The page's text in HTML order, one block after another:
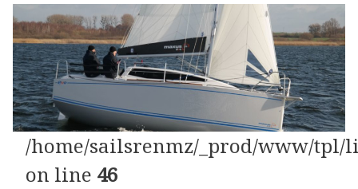
/home/sailsrenmz/_prod/www/tpl/
on line 46